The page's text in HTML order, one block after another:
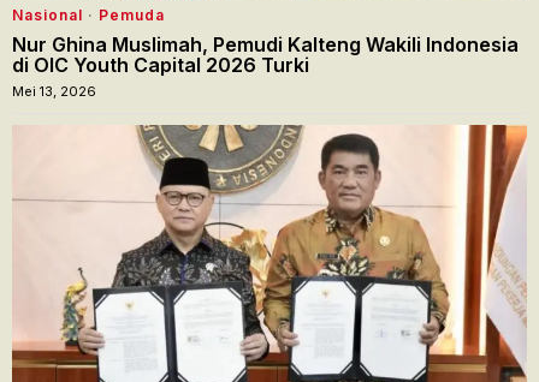
Nasional · Pemuda
Nur Ghina Muslimah, Pemudi Kalteng Wakili Indonesia
di OIC Youth Capital 2026 Turki
Mei 13, 2026